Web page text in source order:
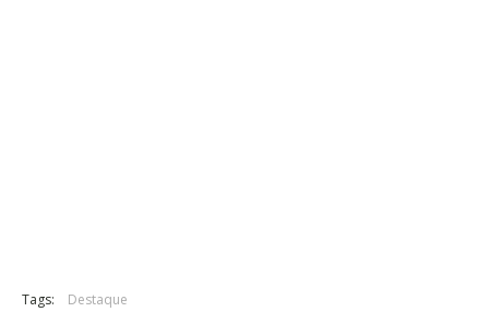
Tags: Destaque